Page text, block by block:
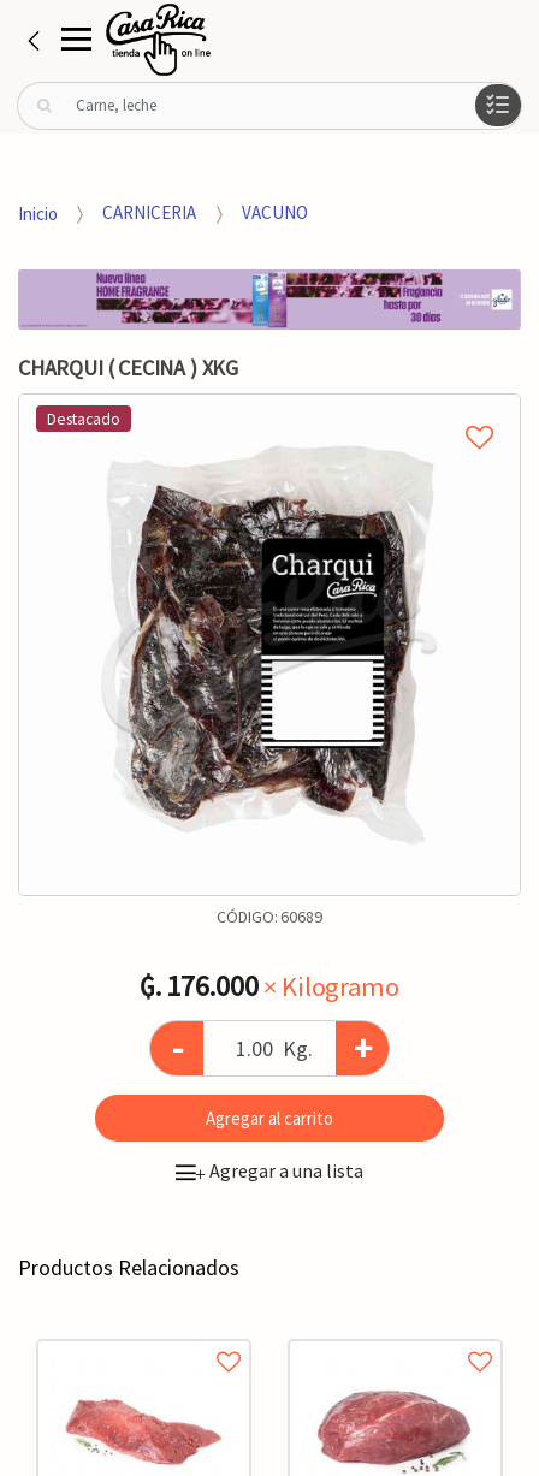
B
u
r
o
Inicio CARNICERIA VACUNO
CHARQUI ( CECINA ) XKG
Destacado
CÓDIGO:60689
₲. 176.000× Kilogramo
- Kg. +
Agregar al carrito
+Agregar a una lista
Productos Relacionados